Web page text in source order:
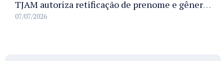
TJAM autoriza retificação de prenome e gênero em registros civis na Comarca de Benjamin Constant
07/07/2026